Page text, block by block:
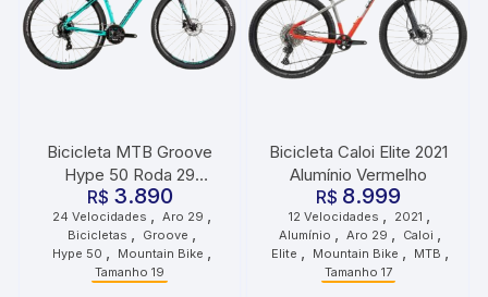
Bicicleta MTB Groove
Hype 50 Roda 29
Tamanho 19 24
Velocidades Verde Preto
R$ 3.890
24 Velocidades , Aro 29 ,
Bicicletas , Groove ,
Hype 50 , Mountain Bike ,
Tamanho 19
Bicicleta Caloi Elite 2021
Alumínio Vermelho
R$ 8.999
12 Velocidades , 2021 ,
Alumínio , Aro 29 , Caloi ,
Elite , Mountain Bike , MTB ,
Tamanho 17